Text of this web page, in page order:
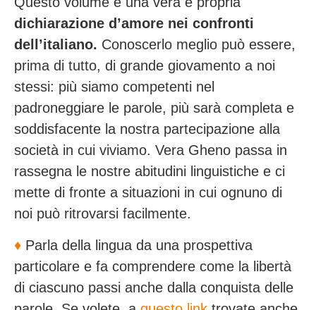
dichiarazione d’amore nei confronti
dell’italiano. Conoscerlo meglio può essere,
prima di tutto, di grande giovamento a noi
stessi: più siamo competenti nel
padroneggiare le parole, più sarà completa e
soddisfacente la nostra partecipazione alla
società in cui viviamo. Vera Gheno passa in
rassegna le nostre abitudini linguistiche e ci
mette di fronte a situazioni in cui ognuno di
noi può ritrovarsi facilmente.
♦️ Parla della lingua da una prospettiva
particolare e fa comprendere come la libertà
di ciascuno passi anche dalla conquista delle